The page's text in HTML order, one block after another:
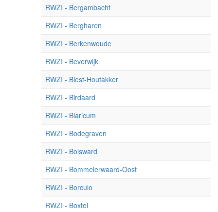
RWZI - Bergambacht
RWZI - Bergharen
RWZI - Berkenwoude
RWZI - Beverwijk
RWZI - Biest-Houtakker
RWZI - Birdaard
RWZI - Blaricum
RWZI - Bodegraven
RWZI - Bolsward
RWZI - Bommelerwaard-Oost
RWZI - Borculo
RWZI - Boxtel